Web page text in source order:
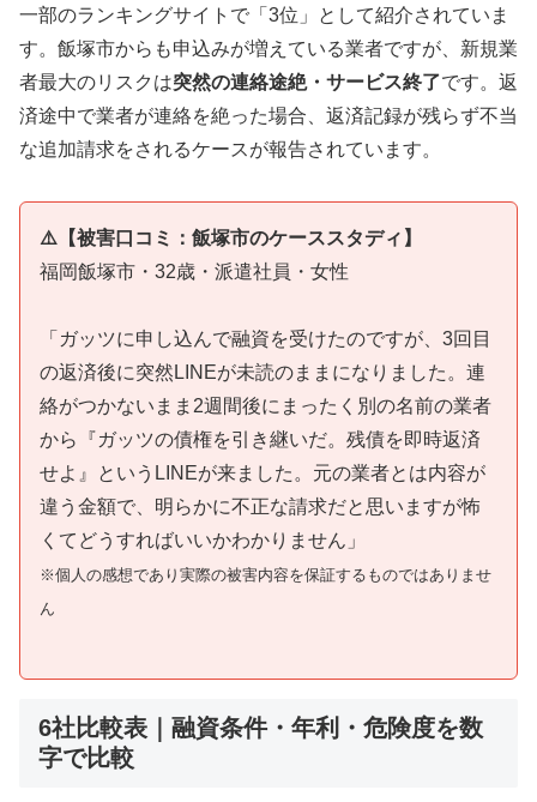
一部のランキングサイトで「3位」として紹介されていま
す。飯塚市からも申込みが増えている業者ですが、新規業
者最大のリスクは突然の連絡途絶・サービス終了です。返
済途中で業者が連絡を絶った場合、返済記録が残らず不当
な追加請求をされるケースが報告されています。
⚠️【被害口コミ：飯塚市のケーススタディ】
福岡飯塚市・32歳・派遣社員・女性
「ガッツに申し込んで融資を受けたのですが、3回目
の返済後に突然LINEが未読のままになりました。連
絡がつかないまま2週間後にまったく別の名前の業者
から『ガッツの債権を引き継いだ。残債を即時返済
せよ』というLINEが来ました。元の業者とは内容が
違う金額で、明らかに不正な請求だと思いますが怖
くてどうすればいいかわかりません」
※個人の感想であり実際の被害内容を保証するものではありませ
ん
6社比較表｜融資条件・年利・危険度を数
字で比較